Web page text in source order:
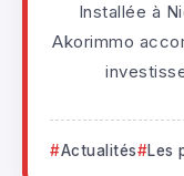
Installée à
Akorimmo
Actualités Les